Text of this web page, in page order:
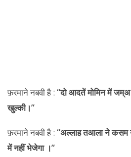
फ़रमाने नबवी है : “दो आदतें मोमिन में
खुल्की।”
फ़रमाने नबवी है : “अल्लाह तआला ने कसम
में नहीं भेजेगा ।”